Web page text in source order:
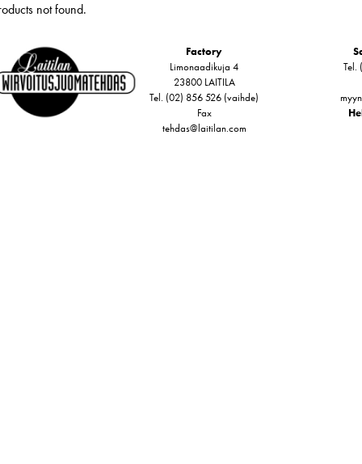
not found.
Factory
Limonaadikuja 4
23800 LAITILA
Tel. (02) 856 526 (vaihde)
Fax
tehdas@laitilan.com
Tel.